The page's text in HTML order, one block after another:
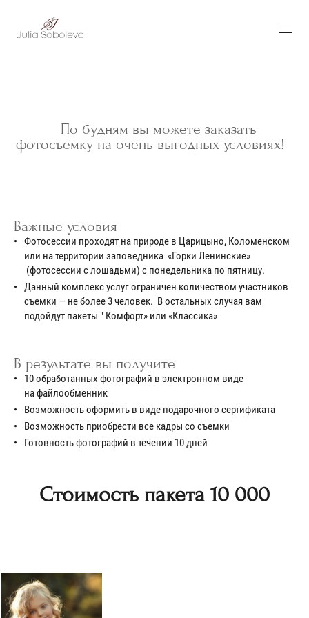
По будням вы можете заказать
фотосъемку на очень выгодных условиях!
Важные условия
Фотосессии проходят на природе в Царицыно, Коломенском
или на территории заповедника «Горки Ленинские»
(фотосессии с лошадьми) с понедельника по пятницу.
Данный комплекс услуг ограничен количеством участников
съемки — не более 3 человек. В остальных случая вам
подойдут пакеты " Комфорт» или «Классика»
В результате вы получите
10 обработанных фотографий в электронном виде
на файлообменник
Возможность оформить в виде подарочного сертификата
Возможность приобрести все кадры со съемки
Готовность фотографий в течении 10 дней
Стоимость пакета 10 000